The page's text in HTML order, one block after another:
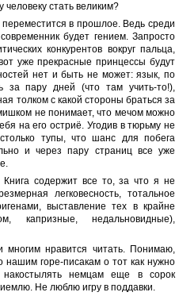
стать великим?
в прошлое. Ведь среди
будет гением. Запросто
конкурентов вокруг пальца,
уже прекрасные принцессы будут
нет и быть не может: язык, по
за пару дней (что там учить-то!),
толком с какой стороны браться за
не понимает, что мечом можно
на его остриё. Угодив в тюрьму не
тупы, что шанс для побега
и через пару страниц все уже
содержит все то, за что я не
легковесность, тотальное
выставление тех в крайне
капризные, недальновидные),
многим нравится читать. Понимаю,
нашим горе-писакам о тот как нужно
накостылять немцам еще в сорок
Не люблю игру в поддавки.